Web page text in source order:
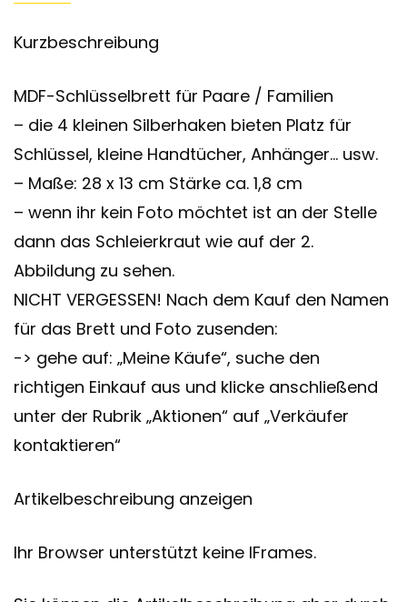
Kurzbeschreibung
MDF-Schlüsselbrett für Paare / Familien
– die 4 kleinen Silberhaken bieten Platz für
Schlüssel, kleine Handtücher, Anhänger… usw.
– Maße: 28 x 13 cm Stärke ca. 1,8 cm
– wenn ihr kein Foto möchtet ist an der Stelle
dann das Schleierkraut wie auf der 2.
Abbildung zu sehen.
NICHT VERGESSEN! Nach dem Kauf den Namen
für das Brett und Foto zusenden:
-> gehe auf: „Meine Käufe“, suche den
richtigen Einkauf aus und klicke anschließend
unter der Rubrik „Aktionen“ auf „Verkäufer
kontaktieren“
Artikelbeschreibung anzeigen
Ihr Browser unterstützt keine IFrames.